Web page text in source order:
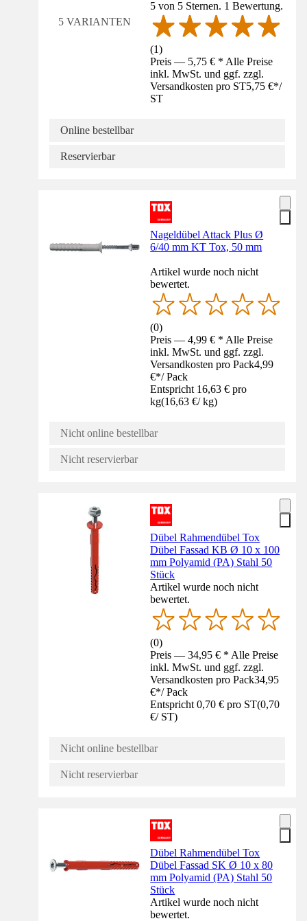
5 VARIANTEN
5 von 5 Sternen. 1 Bewertung.
(1)
Preis — 5,75 € * Alle Preise
inkl. MwSt. und ggf. zzgl.
Versandkosten pro ST5,75 €*/
ST
Online bestellbar
Reservierbar
Nageldübel Attack Plus Ø
6/40 mm KT Tox, 50 mm
Artikel wurde noch nicht
bewertet.
(0)
Preis — 4,99 € * Alle Preise
inkl. MwSt. und ggf. zzgl.
Versandkosten pro Pack4,99
€*/ Pack
Entspricht 16,63 € pro
kg(16,63 €/ kg)
Nicht online bestellbar
Nicht reservierbar
Dübel Rahmendübel Tox
Dübel Fassad KB Ø 10 x 100
mm Polyamid (PA) Stahl 50
Stück
Artikel wurde noch nicht
bewertet.
(0)
Preis — 34,95 € * Alle Preise
inkl. MwSt. und ggf. zzgl.
Versandkosten pro Pack34,95
€*/ Pack
Entspricht 0,70 € pro ST(0,70
€/ ST)
Nicht online bestellbar
Nicht reservierbar
Dübel Rahmendübel Tox
Dübel Fassad SK Ø 10 x 80
mm Polyamid (PA) Stahl 50
Stück
Artikel wurde noch nicht
bewertet.